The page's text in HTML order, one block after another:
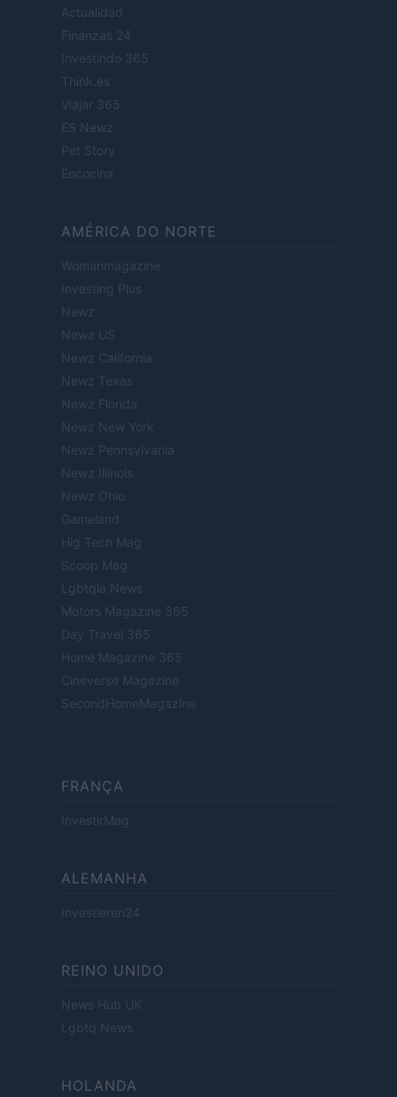
Actualidad
Finanzas 24
Investindo 365
Think.es
Viajar 365
ES Newz
Pet Story
Encocina
AMÉRICA DO NORTE
Womanmagazine
Investing Plus
Newz
Newz US
Newz California
Newz Texas
Newz Florida
Newz New York
Newz Pennsylvania
Newz Illinois
Newz Ohio
Gameland
Hig Tech Mag
Scoop Mag
Lgbtqia News
Motors Magazine 365
Day Travel 365
Home Magazine 365
Cineverse Magazine
SecondHomeMagazine
FRANÇA
InvestirMag
ALEMANHA
Investieren24
REINO UNIDO
News Hub UK
Lgbtq News
HOLANDA